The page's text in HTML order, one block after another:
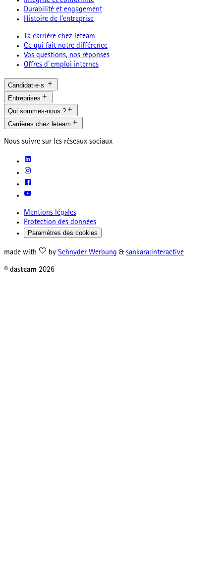
Durabilité et engagement
Histoire de l’entreprise
Ta carrière chez leteam
Ce qui fait notre différence
Vos questions, nos réponses
Offres d`emploi internes
Candidat·e·s
Entreprises
Qui sommes-nous ?
Carrières chez leteam
Nous suivre sur les réseaux sociaux
Mentions légales
Protection des données
Paramètres des cookies
made with by Schnyder Werbung & sankara:interactive
© dasteam 2026